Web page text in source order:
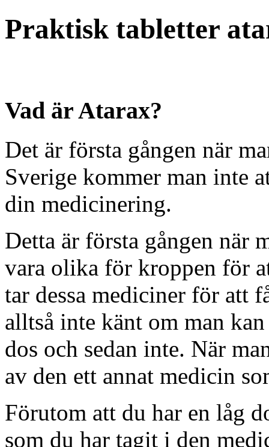
Praktisk tabletter
Vad är Atarax?
Det är första gången när
Sverige kommer man inte
din medicinering.
Detta är första gången när
vara olika för kroppen för
tar dessa mediciner för att
alltså inte känt om man
dos och sedan inte. När
av den ett annat medicin
Förutom att du har en låg
som du har tagit i den